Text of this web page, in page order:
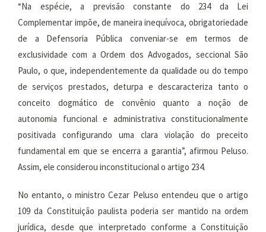
“Na espécie, a previsão constante do 234 da Lei
Complementar impõe, de maneira inequívoca, obrigatoriedade
de a Defensoria Pública conveniar-se em termos de
exclusividade com a Ordem dos Advogados, seccional São
Paulo, o que, independentemente da qualidade ou do tempo
de serviços prestados, deturpa e descaracteriza tanto o
conceito dogmático de convênio quanto a noção de
autonomia funcional e administrativa constitucionalmente
positivada configurando uma clara violação do preceito
fundamental em que se encerra a garantia”, afirmou Peluso.
Assim, ele considerou inconstitucional o artigo 234.
No entanto, o ministro Cezar Peluso entendeu que o artigo
109 da Constituição paulista poderia ser mantido na ordem
jurídica, desde que interpretado conforme a Constituição